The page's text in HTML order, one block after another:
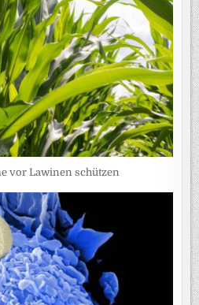
vor Lawinen schützen